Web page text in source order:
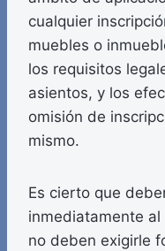
cualquier
muebles o
los requisitos
asientos, y los
omisión de
mismo.
Es cierto que
inmediatamente
no deben exigirle